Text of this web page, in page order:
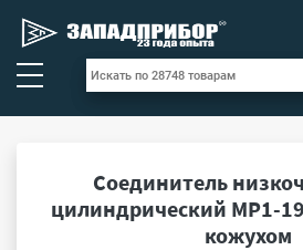
Соединитель
цилиндрический МР1-
кожухом